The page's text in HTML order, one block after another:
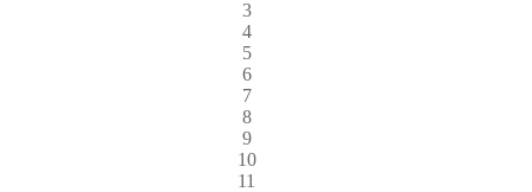
3
4
5
6
7
8
9
10
11